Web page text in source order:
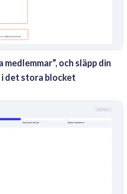
och släpp din
det stora blocket